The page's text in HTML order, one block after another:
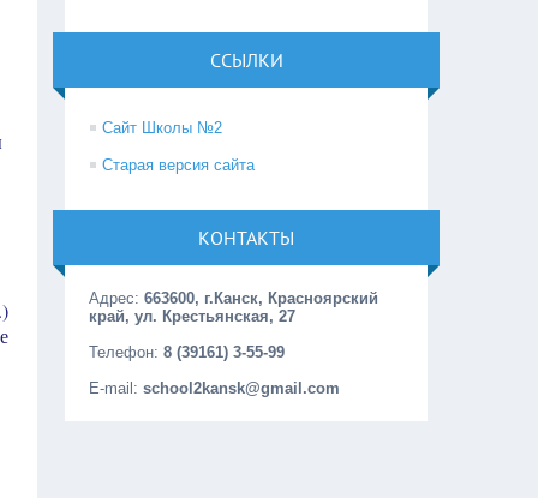
ССЫЛКИ
Сайт Школы №2
Старая версия сайта
КОНТАКТЫ
Адрес:663600, г.Канск, Красноярский
край, ул. Крестьянская, 27
Телефон:8 (39161) 3-55-99
E-mail:school2kansk@gmail.com